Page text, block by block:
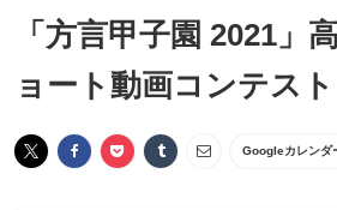
「方言甲子園 2021」
ョート動画コンテスト
Googleカレンダ